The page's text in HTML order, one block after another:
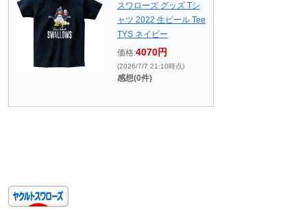
スワローズ グッズ Tシ
ャツ 2022 生ビール Tee
TYS ネイビー
価格:4070円
(2026/7/7 21:10時点)
感想(0件)